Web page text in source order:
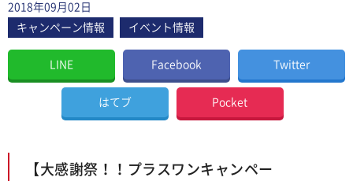
2018年09月02日
キャンペーン情報
イベント情報
LINE Facebook Twitter
はてブ Pocket
【大感謝祭！！プラスワンキャンペー